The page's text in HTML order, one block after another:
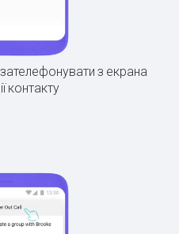
з екрана
контакту